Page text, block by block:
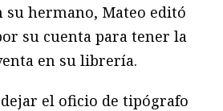
su hermano, Mateo editó
su cuenta para tener la
en su librería.
el oficio de tipógrafo